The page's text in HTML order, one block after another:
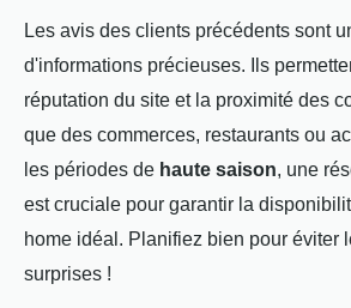
Les avis des clients précédents sont
d'informations précieuses. Ils
réputation du site et la proximité des
que des commerces, restaurants ou
les périodes de haute saison , une
est cruciale pour garantir la
home idéal. Planifiez bien pour éviter
surprises !